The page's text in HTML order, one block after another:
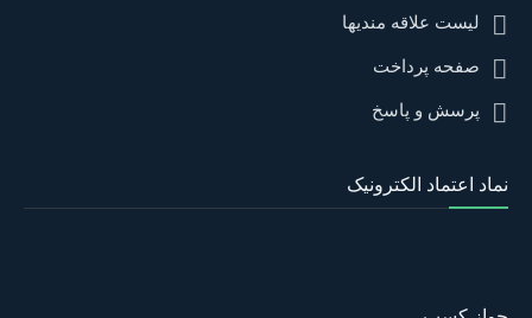
لیست علاقه مندیها
صفحه پرداخت
پرسش و پاسخ
نماد اعتماد الکترونیک